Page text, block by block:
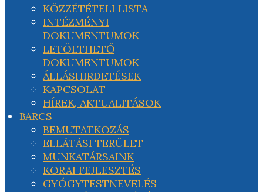
KÖZZÉTÉTELI LISTA
INTÉZMÉNYI
DOKUMENTUMOK
LETÖLTHETŐ
DOKUMENTUMOK
ÁLLÁSHIRDETÉSEK
KAPCSOLAT
HÍREK, AKTUALITÁSOK
BARCS
BEMUTATKOZÁS
ELLÁTÁSI TERÜLET
MUNKATÁRSAINK
KORAI FEJLESZTÉS
GYÓGYTESTNEVELÉS